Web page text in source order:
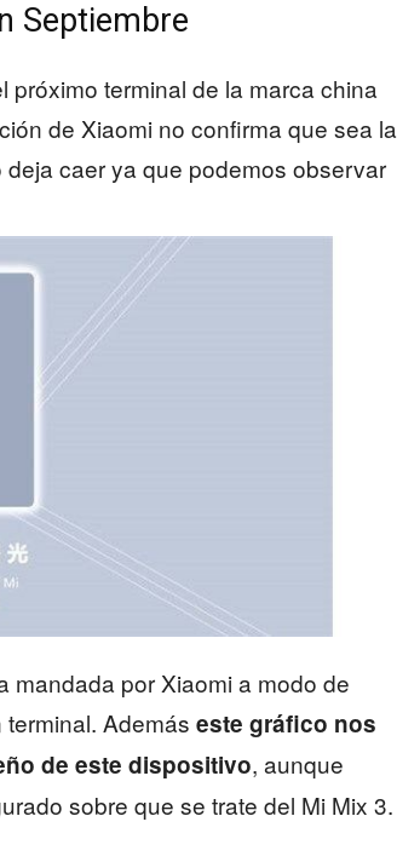
Septiembre
terminal de la marca china
de Xiaomi no confirma que sea la
caer ya que podemos observar
mandada por Xiaomi a modo de
Además este gráfico nos
de este dispositivo, aunque
sobre que se trate del Mi Mix 3.